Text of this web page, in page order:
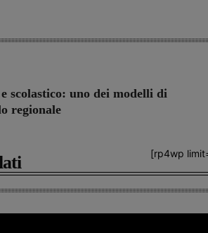
scolastico: uno dei modelli di
regionale
[rp4wp